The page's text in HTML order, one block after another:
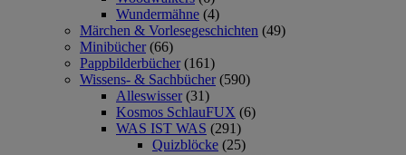
Wundermähne (4)
Märchen & Vorlesegeschichten (49)
Minibücher (66)
Pappbilderbücher (161)
Wissens- & Sachbücher (590)
Alleswisser (31)
Kosmos SchlauFUX (6)
WAS IST WAS (291)
Quizblöcke (25)